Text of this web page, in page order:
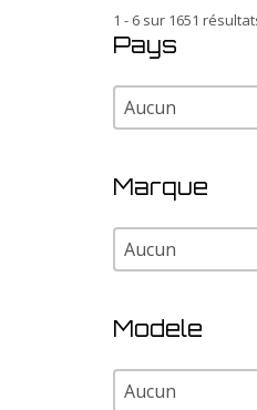
1 - 6 sur 1651
Pays
Pays
Pays
Marque
Marque
Marque
Modele
Modele
Modele